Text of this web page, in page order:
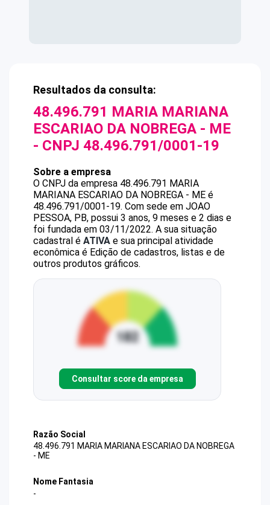
Resultados da consulta:
48.496.791 MARIA MARIANA
ESCARIAO DA NOBREGA - ME
- CNPJ 48.496.791/0001-19
Sobre a empresa
O CNPJ da empresa 48.496.791 MARIA
MARIANA ESCARIAO DA NOBREGA - ME é
48.496.791/0001-19. Com sede em JOAO
PESSOA, PB, possui 3 anos, 9 meses e 2 dias e
foi fundada em 03/11/2022. A sua situação
cadastral é ATIVA e sua principal atividade
econômica é Edição de cadastros, listas e de
outros produtos gráficos.
Consultar score da empresa
Razão Social
48.496.791 MARIA MARIANA ESCARIAO DA NOBREGA
- ME
Nome Fantasia
-